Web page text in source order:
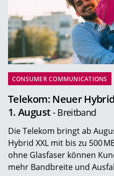
CONSUMER COMMUNICATIONS
Telekom: Neuer
1. August- Breitband
Die Telekom bringt ab
Hybrid XXL mit bis zu 500
ohne Glasfaser können
mehr Bandbreite und